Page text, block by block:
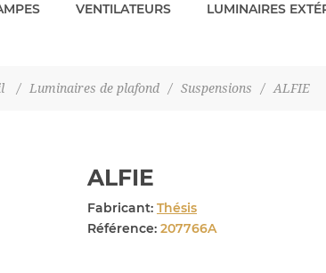
VENTILATEURS LUMINAIRES
/ Luminaires de plafond / Suspensions / ALFIE
ALFIE
Fabricant: Thésis
Référence: 207766A